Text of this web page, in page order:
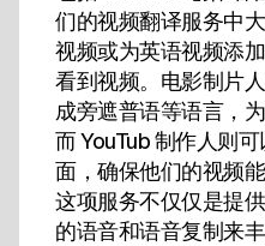
们的视频翻译服务中
视频或为英语视频添
看到视频。电影制片
成旁遮普语等语言，
而 YouTub 制作人则
面，确保他们的视频
这项服务不仅仅是提
的语音和语音复制来